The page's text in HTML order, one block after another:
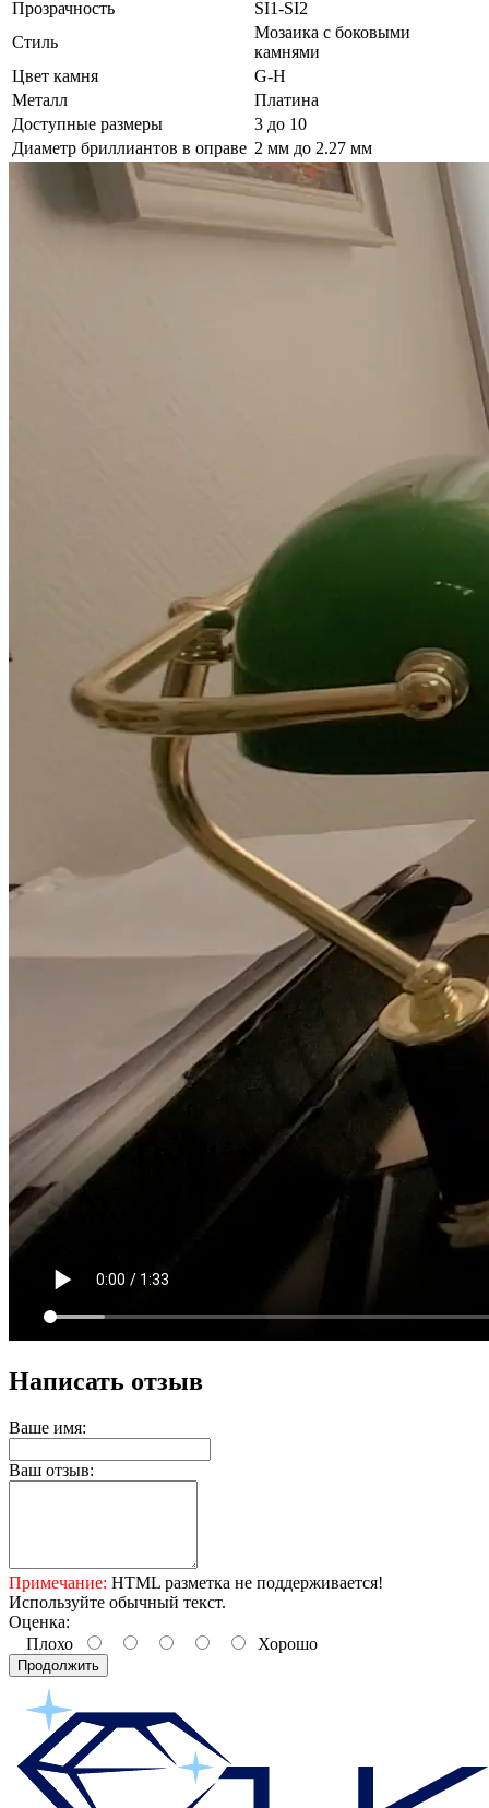
Прозрачность
SI1-SI2
Стиль
Мозаика с боковыми
камнями
Цвет камня
G-H
Металл
Платина
Доступные размеры
3 до 10
Диаметр бриллиантов в оправе 2 мм до 2.27 мм
Написать отзыв
Ваше имя:
Ваш отзыв:
Примечание: HTML разметка не поддерживается!
Используйте обычный текст.
Оценка:
Плохо
Хорошо
Продолжить